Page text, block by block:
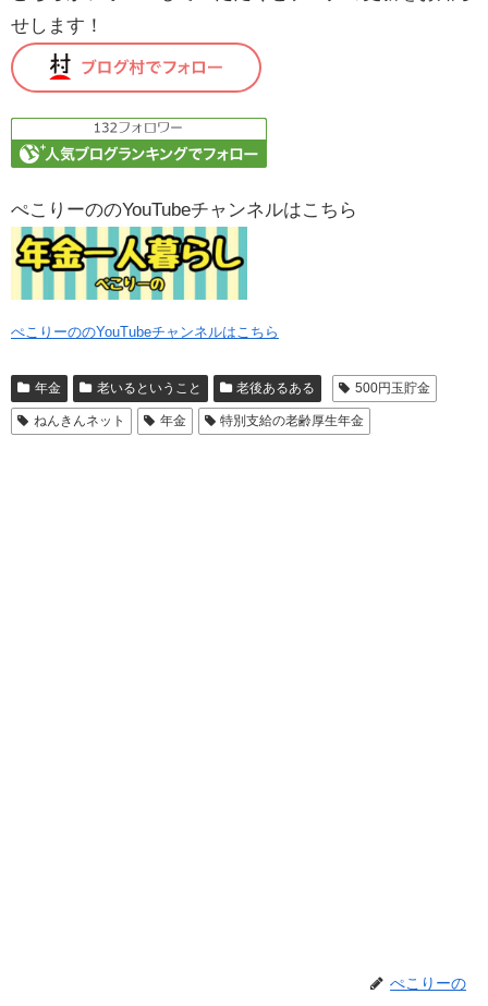
せします！
ぺこりーののYouTubeチャンネルはこちら
ぺこりーののYouTubeチャンネルはこちら
年金 老いるということ 老後あるある 500円玉貯金
ねんきんネット 年金 特別支給の老齢厚生年金
ぺこりーの